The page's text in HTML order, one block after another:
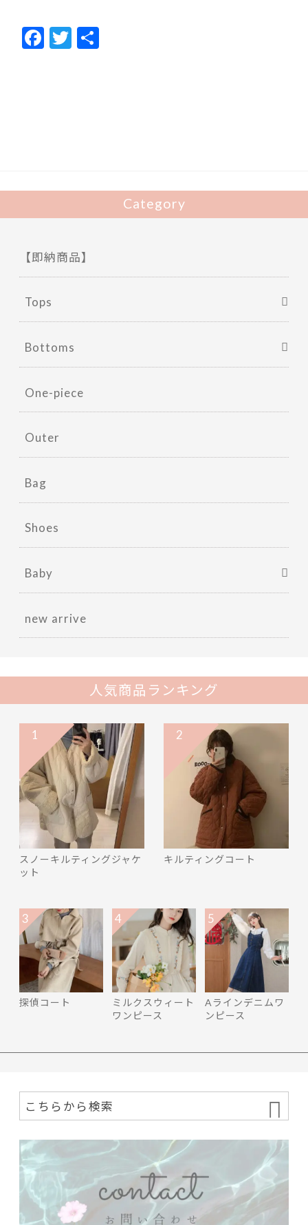
F
ac
T
w
Category
【即納商品】
Tops
Bottoms
One-piece
Outer
Bag
Shoes
Baby
new arrive
人気商品ランキング
スノーキルティングジャケ
ット
1
キルティングコート
2
探偵コート
3
ミルクスウィート
ワンピース
4
Aラインデニムワ
ンピース
5